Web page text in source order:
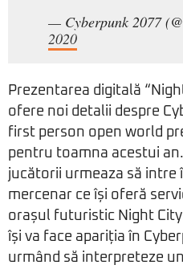
— Cyberpunk 2077
2020
Prezentarea digitală
ofere noi detalii despre
first person open world
pentru toamna acestui
jucătorii urmeaza să intre
mercenar ce își oferă
orașul futuristic Night
își va face apariția în
urmând să interpreteze